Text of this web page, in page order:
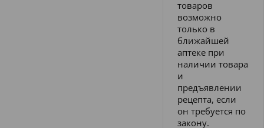
товаров
возможно
только в
ближайшей
аптеке при
наличии товара
и
предъявлении
рецепта, если
он требуется по
закону.